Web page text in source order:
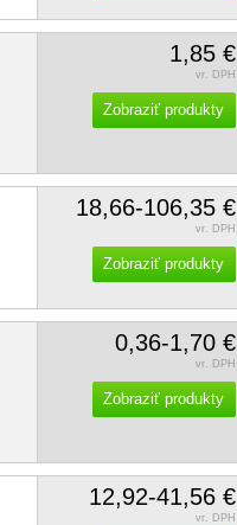
1,85 €
vr. DPH
Zobraziť produkty
18,66-106,35 €
vr. DPH
Zobraziť produkty
0,36-1,70 €
vr. DPH
Zobraziť produkty
12,92-41,56 €
vr. DPH